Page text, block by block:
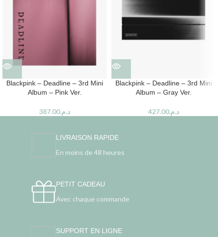
Blackpink – Deadline – 3rd Mini
Album – Pink Ver.
د.م.387.00
Blackpink – Deadline – 3rd Mini
Album – Gray Ver.
د.م.427.00
LIVRAISON RAPIDE
En moins de 48 heures
PETIT CADEAU
Avec chaque commande
SUPPORT EN LIGNE